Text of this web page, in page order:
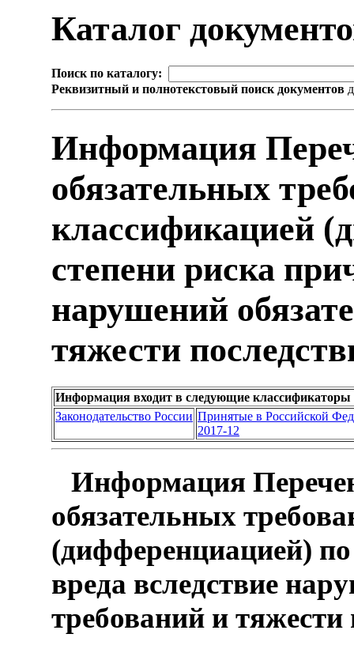
Каталог
Поиск по каталогу:
Реквизитный и полнотекстовый поиск документов
Информация
обязательных
классификацией
степени риска
нарушений
тяжести
Информация входит в следующие классификаторы
Законодательство России Принятые в Российской
2017-12
Информация
обязательных
(дифференциацией)
вреда вследствие
требований и